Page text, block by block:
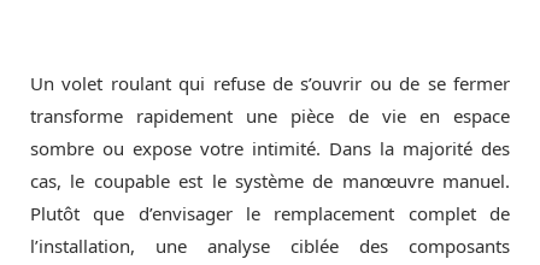
Un volet roulant qui refuse de s’ouvrir ou de se fermer
transforme rapidement une pièce de vie en espace
sombre ou expose votre intimité. Dans la majorité des
cas, le coupable est le système de manœuvre manuel.
Plutôt que d’envisager le remplacement complet de
l’installation, une analyse ciblée des composants